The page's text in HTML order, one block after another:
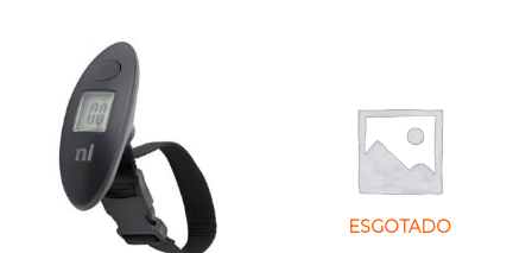
ESGOTADO